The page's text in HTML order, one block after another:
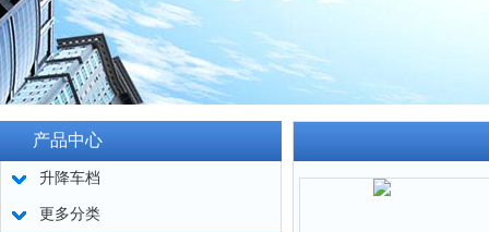
产品中心
升降车档
更多分类